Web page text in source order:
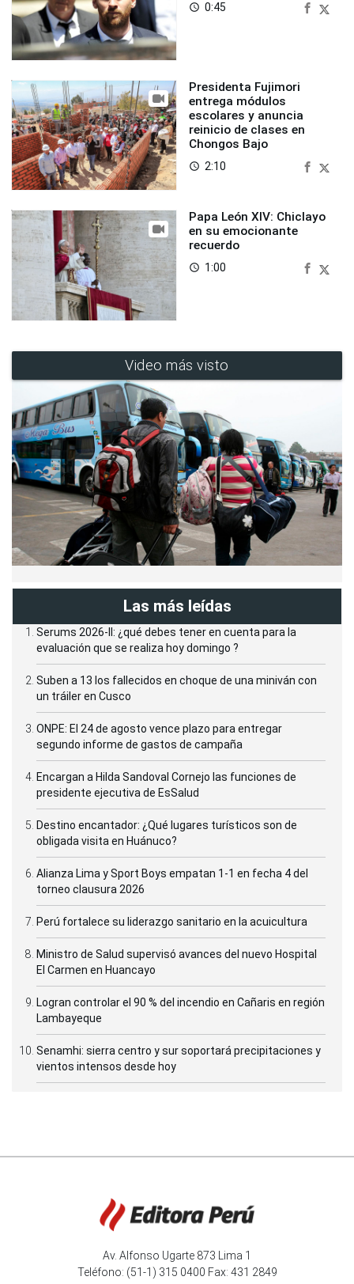
access_time 0:45
Presidenta Fujimori
entrega módulos
escolares y anuncia
reinicio de clases en
Chongos Bajo
access_time 2:10
Papa León XIV: Chiclayo
en su emocionante
recuerdo
access_time 1:00
Video más visto
Las más leídas
Serums 2026-II: ¿qué debes tener en cuenta para la
evaluación que se realiza hoy domingo ?
Suben a 13 los fallecidos en choque de una miniván con
un tráiler en Cusco
ONPE: El 24 de agosto vence plazo para entregar
segundo informe de gastos de campaña
Encargan a Hilda Sandoval Cornejo las funciones de
presidente ejecutiva de EsSalud
Destino encantador: ¿Qué lugares turísticos son de
obligada visita en Huánuco?
Alianza Lima y Sport Boys empatan 1-1 en fecha 4 del
torneo clausura 2026
Perú fortalece su liderazgo sanitario en la acuicultura
Ministro de Salud supervisó avances del nuevo Hospital
El Carmen en Huancayo
Logran controlar el 90 % del incendio en Cañaris en región
Lambayeque
Senamhi: sierra centro y sur soportará precipitaciones y
vientos intensos desde hoy
Av. Alfonso Ugarte 873 Lima 1
Teléfono: (51-1) 315 0400 Fax: 431 2849